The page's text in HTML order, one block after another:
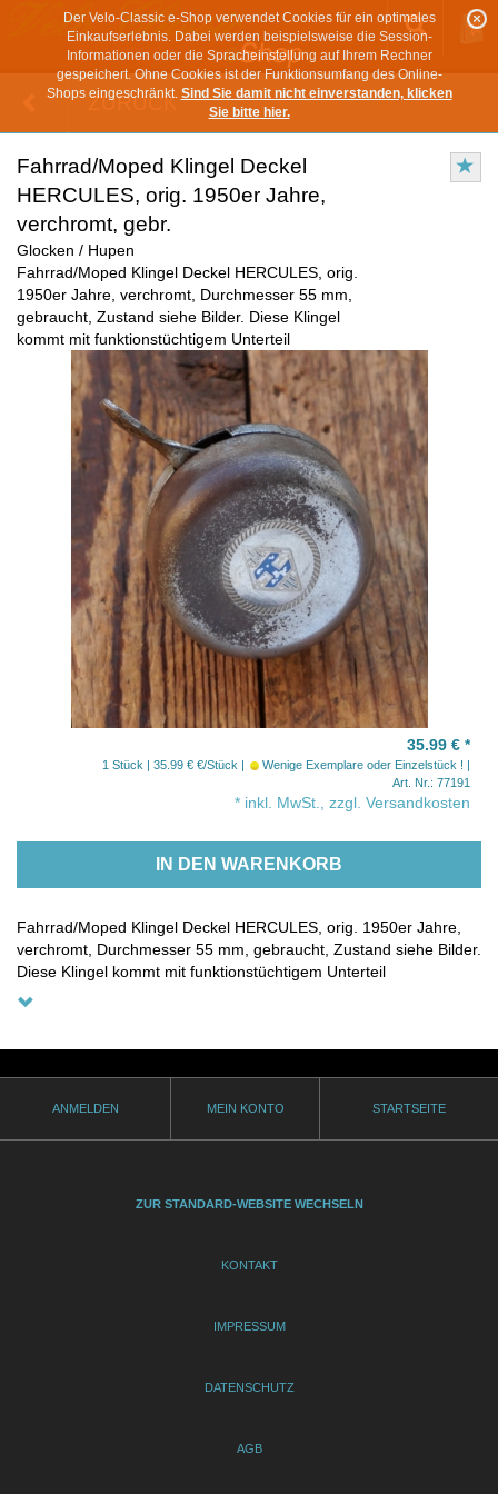
Der Velo-Classic e-Shop verwendet Cookies für ein optimales
Einkaufserlebnis. Dabei werden beispielsweise die Session-
Informationen oder die Spracheinstellung auf Ihrem Rechner
gespeichert. Ohne Cookies ist der Funktionsumfang des Online-
Shops eingeschränkt. Sind Sie damit nicht einverstanden, klicken
Sie bitte hier.
ZURÜCK
Fahrrad/Moped Klingel Deckel
HERCULES, orig. 1950er Jahre,
verchromt, gebr.
Glocken / Hupen
Fahrrad/Moped Klingel Deckel HERCULES, orig.
1950er Jahre, verchromt, Durchmesser 55 mm,
gebraucht, Zustand siehe Bilder. Diese Klingel
kommt mit funktionstüchtigem Unterteil
35.99 € *
1 Stück | 35.99 € €/Stück
Wenige Exemplare oder Einzelstück !
Art. Nr.: 77191
* inkl. MwSt., zzgl. Versandkosten
IN DEN WARENKORB
Fahrrad/Moped Klingel Deckel HERCULES, orig. 1950er Jahre,
verchromt, Durchmesser 55 mm, gebraucht, Zustand siehe Bilder.
Diese Klingel kommt mit funktionstüchtigem Unterteil
ANMELDEN MEIN KONTO STARTSEITE
ZUR STANDARD-WEBSITE WECHSELN
KONTAKT
IMPRESSUM
DATENSCHUTZ
AGB